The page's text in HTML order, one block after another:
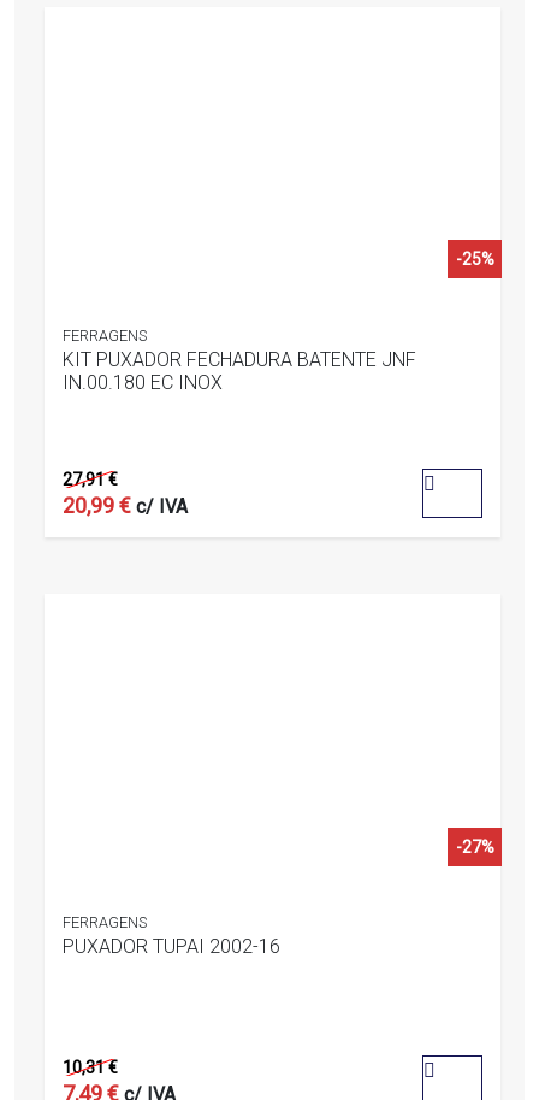
-25%
FERRAGENS
KIT PUXADOR FECHADURA BATENTE JNF
IN.00.180 EC INOX
out
of
5
27,91€
20,99€ c/ IVA
-27%
FERRAGENS
PUXADOR TUPAI 2002-16
out
of
5
10,31€
7,49€ c/ IVA